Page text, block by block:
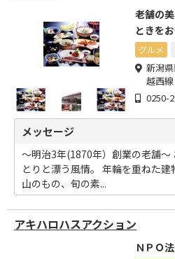
老舗の
ときを
グルメ
新潟
越西
0250-
メッセージ
～明治3年(1870年）創業の老舗～
とりと漂う風情。 年輪を重ねた建
山のもの、旬の素...
アキハロハスアクション
ＮＰＯ